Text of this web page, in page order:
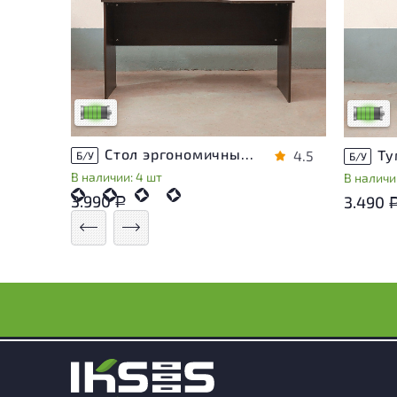
У товара присутствуют незначительные
следы эксплуатации, не влияющие на
удобство его использования
Низкая степень износа
Б/У
В наличии: 4 шт
4.5
3.990Р
У
следы
Низкая
Б/У
В
3.490